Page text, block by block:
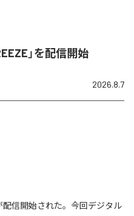
」を配信開始
2026.8.7
配信開始された。今回デジタル